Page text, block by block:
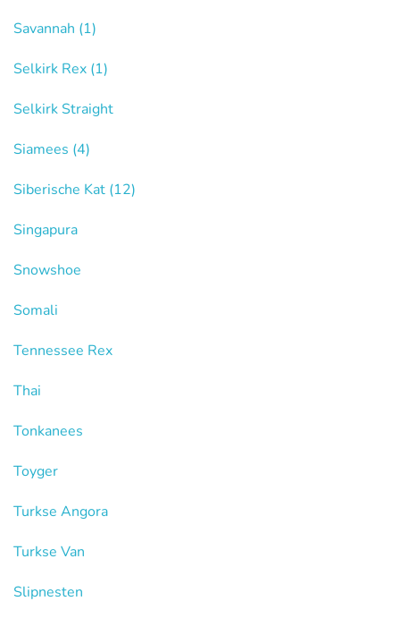
Savannah (1)
Selkirk Rex (1)
Selkirk Straight
Siamees (4)
Siberische Kat (12)
Singapura
Snowshoe
Somali
Tennessee Rex
Thai
Tonkanees
Toyger
Turkse Angora
Turkse Van
Slipnesten